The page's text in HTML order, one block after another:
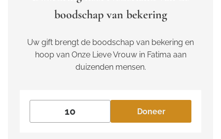
boodschap van bekering
Uw gift brengt de boodschap van bekering en
hoop van Onze Lieve Vrouw in Fatima aan
duizenden mensen.
Doneer